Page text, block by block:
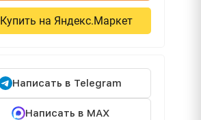
Купить на Яндекс.Маркет
Написать в Telegram
Написать в MAX